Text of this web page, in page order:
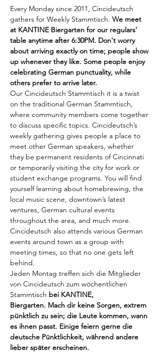
Every Monday since 2011, Cincideutsch
gathers for Weekly Stammtisch. We meet
at KANTINE Biergarten for our regulars’
table anytime after 6:30PM. Don't worry
about arriving exactly on time; people show
up whenever they like. Some people enjoy
celebrating German punctuality, while
others prefer to arrive later.
Our Cincideutsch Stammtisch it is a twist
on the traditional German Stammtisch,
where community members come together
to discuss specific topics. Cincideutsch’s
weekly gathering gives people a place to
meet other German speakers, whether
they be permanent residents of Cincinnati
or temporarily visiting the city for work or
student exchange programs. You will find
yourself learning about homebrewing, the
local music scene, downtown’s latest
ventures, German cultural events
throughout the area, and much more.
Cincideutsch also attends various German
events around town as a group with
meeting times, so that no one gets left
behind.
Jeden Montag treffen sich die Mitglieder
von Cincideutsch zum wöchentlichen
Stammtisch bei KANTINE,
Biergarten. Mach dir keine Sorgen, extrem
pünktlich zu sein; die Leute kommen, wann
es ihnen passt. Einige feiern gerne die
deutsche Pünktlichkeit, während andere
lieber später erscheinen.